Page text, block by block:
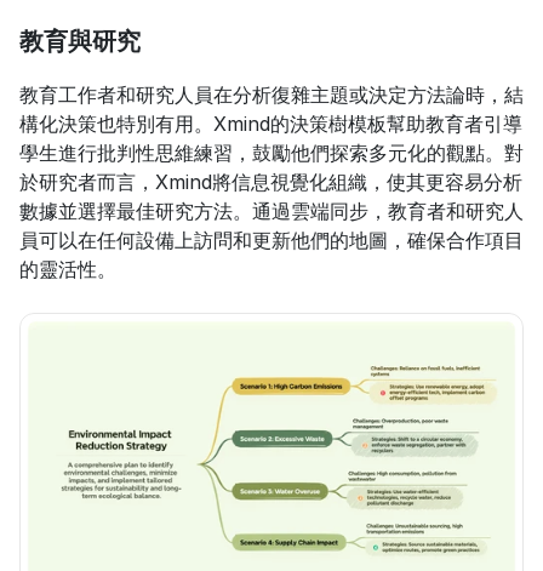
教育與研究
教育工作者和研究人員在分析復雜主題或決定方法論時，結
構化決策也特別有用。Xmind的決策樹模板幫助教育者引導
學生進行批判性思維練習，鼓勵他們探索多元化的觀點。對
於研究者而言，Xmind將信息視覺化組織，使其更容易分析
數據並選擇最佳研究方法。通過雲端同步，教育者和研究人
員可以在任何設備上訪問和更新他們的地圖，確保合作項目
的靈活性。